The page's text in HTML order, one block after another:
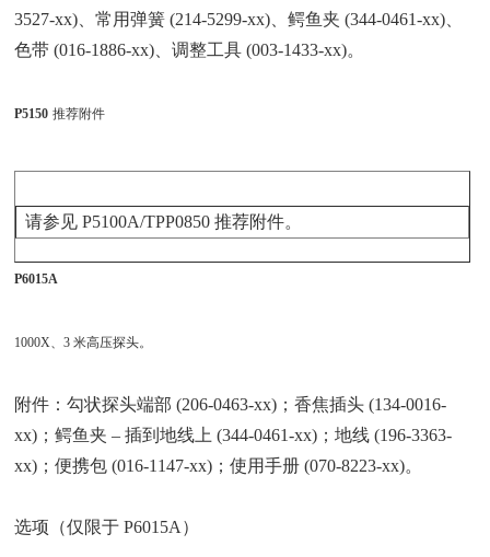
3527-xx)、常用弹簧 (214-5299-xx)、鳄鱼夹 (344-0461-xx)、
色带 (016-1886-xx)、调整工具 (003-1433-xx)。
P5150 推荐附件
请参见 P5100A/TPP0850 推荐附件。
P6015A
1000X、3 米高压探头。
附件：勾状探头端部 (206-0463-xx)；香焦插头 (134-0016-
xx)；鳄鱼夹 – 插到地线上 (344-0461-xx)；地线 (196-3363-
xx)；便携包 (016-1147-xx)；使用手册 (070-8223-xx)。
选项（仅限于 P6015A）